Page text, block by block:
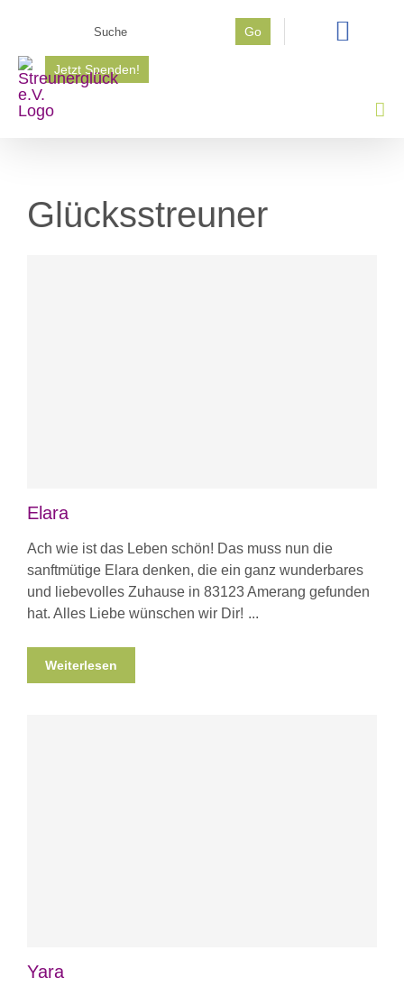
springen
Go
Jetzt Spenden!
Glücksstreuner
Elara
Ach wie ist das Leben schön! Das muss nun die
sanftmütige Elara denken, die ein ganz wunderbares
und liebevolles Zuhause in 83123 Amerang gefunden
hat. Alles Liebe wünschen wir Dir!
Weiterlesen
Yara